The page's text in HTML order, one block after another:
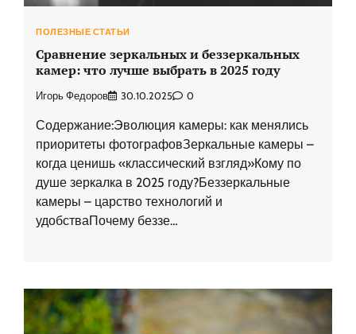
ПОЛЕЗНЫЕ СТАТЬИ
Сравнение зеркальных и беззеркальных
камер: что лучше выбрать в 2025 году
Игорь Федоров 30.10.2025 0
Содержание:Эволюция камеры: как менялись
приоритеты фотографовЗеркальные камеры –
когда ценишь «классический взгляд»Кому по
душе зеркалка в 2025 году?Беззеркальные
камеры – царство технологий и
удобстваПочему беззе…